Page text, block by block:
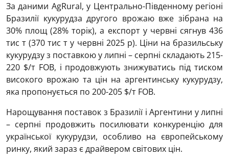
За даними AgRural, у Центрально-Південному регіоні
Бразилії кукурудза другого врожаю вже зібрана на
30% площ (28% торік), а експорт у червні сягнув 436
тис т (370 тис т у червні 2025 р). Ціни на бразильську
кукурудзу з поставкою у липні – серпні складають 215-
220 $/т FOB, і продовжують знижуватись під тиском
високого врожаю та цін на аргентинську кукурудзу,
яка пропонується по 200-205 $/т FOB.
Нарощування поставок з Бразилії і Аргентини у липні
– серпні продовжить посилювати конкуренцію для
української кукурудзи, особливо на європейському
ринку, який зараз є драйвером світових цін.